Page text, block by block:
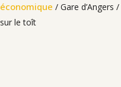
économique / Gare d’Angers
sur le toît